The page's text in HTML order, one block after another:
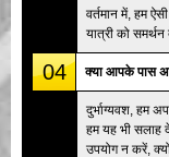
वर्तमान में, हम
यात्री को
04 क्या आपके पास
दुर्भाग्यवश, हम
हम यह भी सलाह
उपयोग न करें,